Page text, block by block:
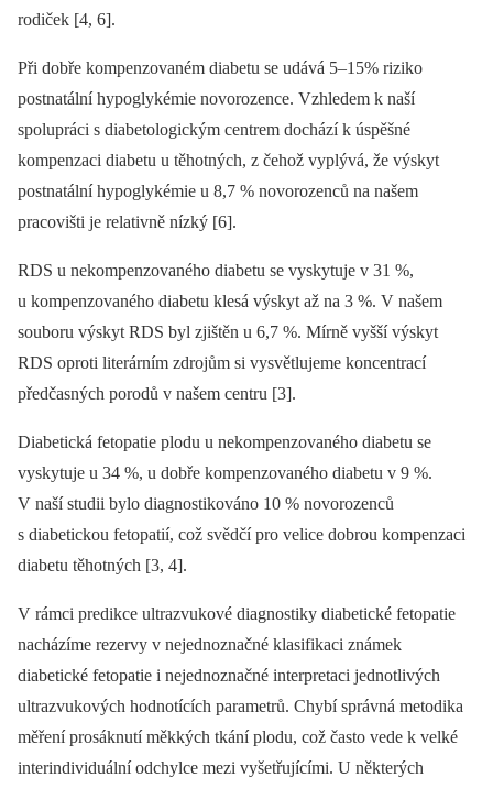
rodiček [4, 6].
Při dobře kompenzovaném diabetu se udává 5–15% riziko
postnatální hypoglykémie novorozence. Vzhledem k naší
spolupráci s diabetologickým centrem dochází k úspěšné
kompenzaci diabetu u těhotných, z čehož vyplývá, že výskyt
postnatální hypoglykémie u 8,7 % novorozenců na našem
pracovišti je relativně nízký [6].
RDS u nekompenzovaného diabetu se vyskytuje v 31 %,
u kompenzovaného diabetu klesá výskyt až na 3 %. V našem
souboru výskyt RDS byl zjištěn u 6,7 %. Mírně vyšší výskyt
RDS oproti literárním zdrojům si vysvětlujeme koncentrací
předčasných porodů v našem centru [3].
Diabetická fetopatie plodu u nekompenzovaného diabetu se
vyskytuje u 34 %, u dobře kompenzovaného diabetu v 9 %.
V naší studii bylo diagnostikováno 10 % novorozenců
s diabetickou fetopatií, což svědčí pro velice dobrou kompenzaci
diabetu těhotných [3, 4].
V rámci predikce ultrazvukové diagnostiky diabetické fetopatie
nacházíme rezervy v nejednoznačné klasifikaci známek
diabetické fetopatie i nejednoznačné interpretaci jednotlivých
ultrazvukových hodnotících parametrů. Chybí správná metodika
měření prosáknutí měkkých tkání plodu, což často vede k velké
interindividuální odchylce mezi vyšetřujícími. U některých